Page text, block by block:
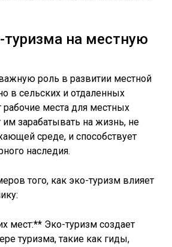
туризма на местную
роль в развитии местной
в сельских и отдаленных
рабочие места для местных
им зарабатывать на жизнь, не
среде, и способствует
наследия.
того, как эко-туризм влияет
мест:** Эко-туризм создает
туризма, такие как гиды,